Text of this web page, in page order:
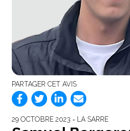
PARTAGER CET AVIS
29 OCTOBRE 2023 ‐ LA SARRE